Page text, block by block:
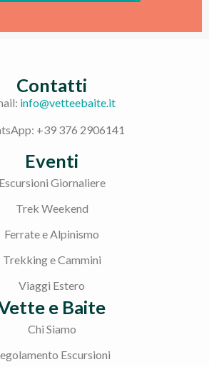
Eventi
Escursioni Giornaliere
Trek Weekend
Ferrate e Alpinismo
Trekking e Cammini
Viaggi Estero
e Baite
Chi Siamo
Escursioni
Contatti
info@vetteebaite.it
+39 376 2906141